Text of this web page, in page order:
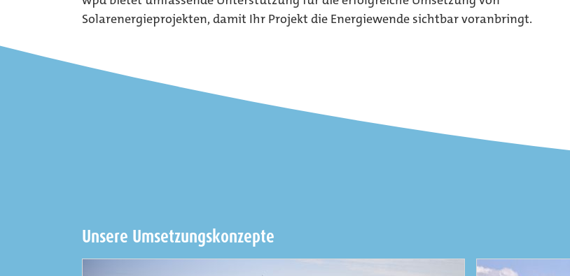
Solarenergieprojekten, damit Ihr Projekt die Energiewende sichtbar voranbringt.
Unsere Umsetzungskonzepte